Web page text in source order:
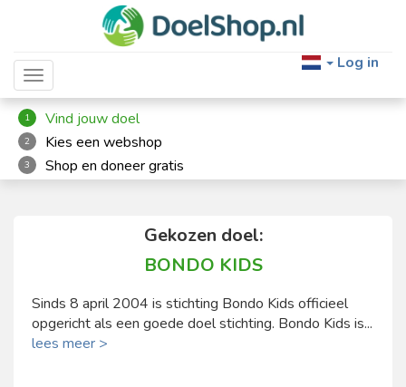
Toggle navigation
Log in
1 Vind jouw doel
2 Kies een webshop
3 Shop en doneer gratis
Gekozen doel:
BONDO KIDS
Sinds 8 april 2004 is stichting Bondo Kids officieel
opgericht als een goede doel stichting. Bondo Kids is...
lees meer >